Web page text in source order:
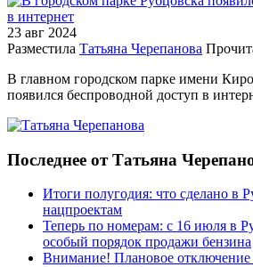
23 авг 2024
Разместила Татьяна Черепанова
В главном городском парке имени
появился беспроводной доступ в
Последнее от Татьяна
Итоги полугодия: что сделано в
нацпроектам
Теперь по номерам: с 16 июля в
особый порядок продажи бензина
Внимание! Плановое отключение